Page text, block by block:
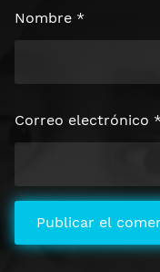
Nombre *
Correo electrónico